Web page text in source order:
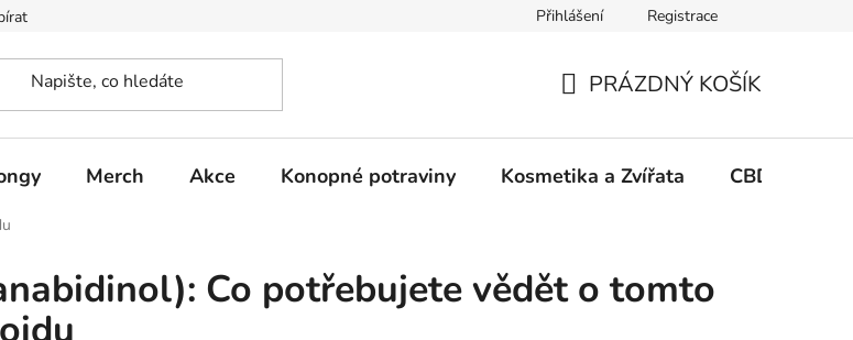
Přihlášení Registrace
KOŠÍK
PRÁZDNÝ KOŠÍK
Merch Akce Konopné potraviny Kosmetika a Zvířata CBD
Co potřebujete vědět o tomto